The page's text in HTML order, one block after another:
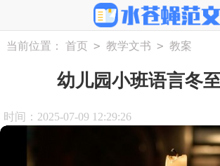
当前位置： 首页 > 教学文书 > 教案
幼儿园小班语言冬
时间：2025-07-09 12:29:26